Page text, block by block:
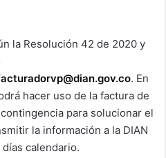
la Resolución 42 de 2020 y
. En
hacer uso de la factura de
para solucionar el
la información a la DIAN
calendario.